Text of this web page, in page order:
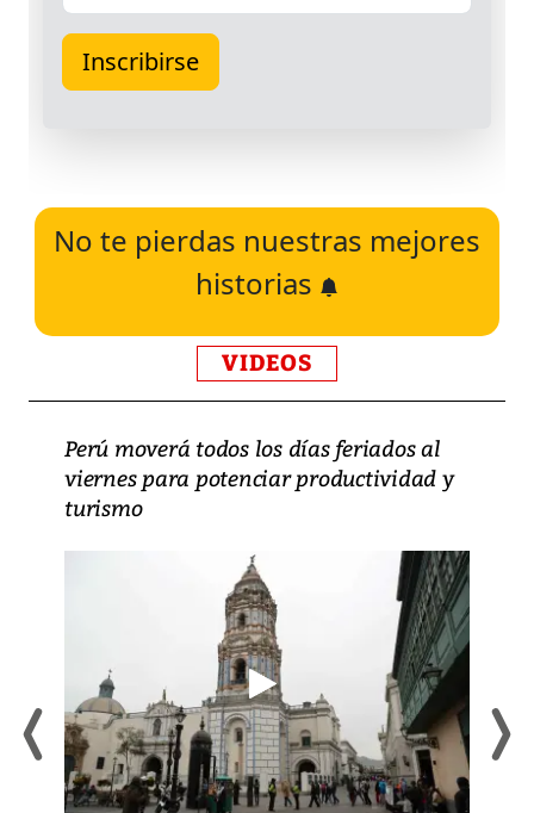
No te pierdas nuestras mejores
historias
VIDEOS
Perú moverá todos los días feriados al
viernes para potenciar productividad y
turismo